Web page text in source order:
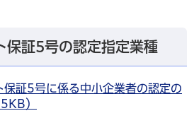
保証5号の認定指定業種
保証5号に係る中小企業者の認定の
）